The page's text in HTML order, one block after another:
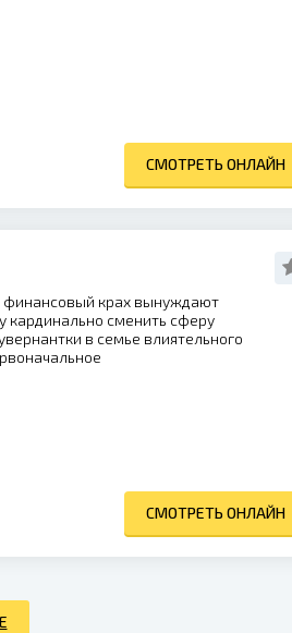
СМОТРЕТЬ ОНЛАЙН
финансовый крах вынуждают
кардинально сменить сферу
в семье влиятельного
СМОТРЕТЬ ОНЛАЙН